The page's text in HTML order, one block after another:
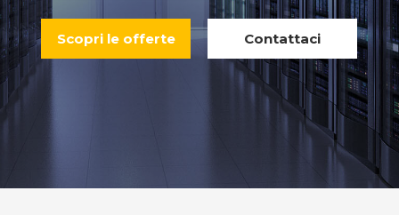
Scopri le offerte Contattaci